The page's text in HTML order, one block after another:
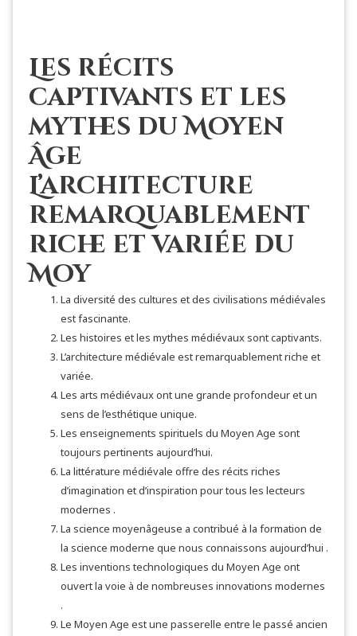
Les récits
captivants et les
mythes du Moyen
Âge
L’architecture
remarquablement
riche et variée du
Moy
La diversité des cultures et des civilisations médiévales
est fascinante.
Les histoires et les mythes médiévaux sont captivants.
L’architecture médiévale est remarquablement riche et
variée.
Les arts médiévaux ont une grande profondeur et un
sens de l’esthétique unique.
Les enseignements spirituels du Moyen Age sont
toujours pertinents aujourd’hui.
La littérature médiévale offre des récits riches
d’imagination et d’inspiration pour tous les lecteurs
modernes .
La science moyenâgeuse a contribué à la formation de
la science moderne que nous connaissons aujourd’hui .
Les inventions technologiques du Moyen Age ont
ouvert la voie à de nombreuses innovations modernes
.
Le Moyen Age est une passerelle entre le passé ancien